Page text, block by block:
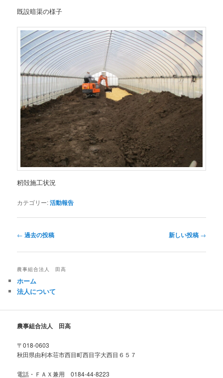
既設暗渠の様子
籾殻施工状況
カテゴリー:活動報告
投
ナ
ビ
ー
シ
← 過去の投稿 新しい投稿 →
農事組合法人 田高
ホーム
法人について
農事組合法人 田高
〒018-0603
秋田県由利本荘市西目町西目字大西目６５７
電話・ＦＡＸ兼用 0184-44-8223